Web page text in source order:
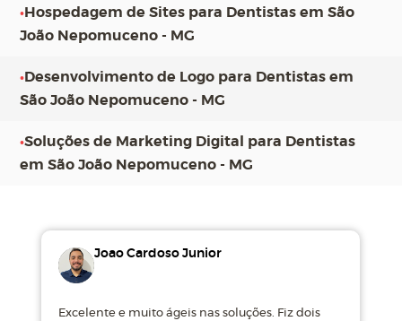
•Hospedagem de Sites para Dentistas em São
João Nepomuceno - MG
•Desenvolvimento de Logo para Dentistas em
São João Nepomuceno - MG
•Soluções de Marketing Digital para Dentistas
em São João Nepomuceno - MG
Joao Cardoso Junior
Excelente e muito ágeis nas soluções. Fiz dois